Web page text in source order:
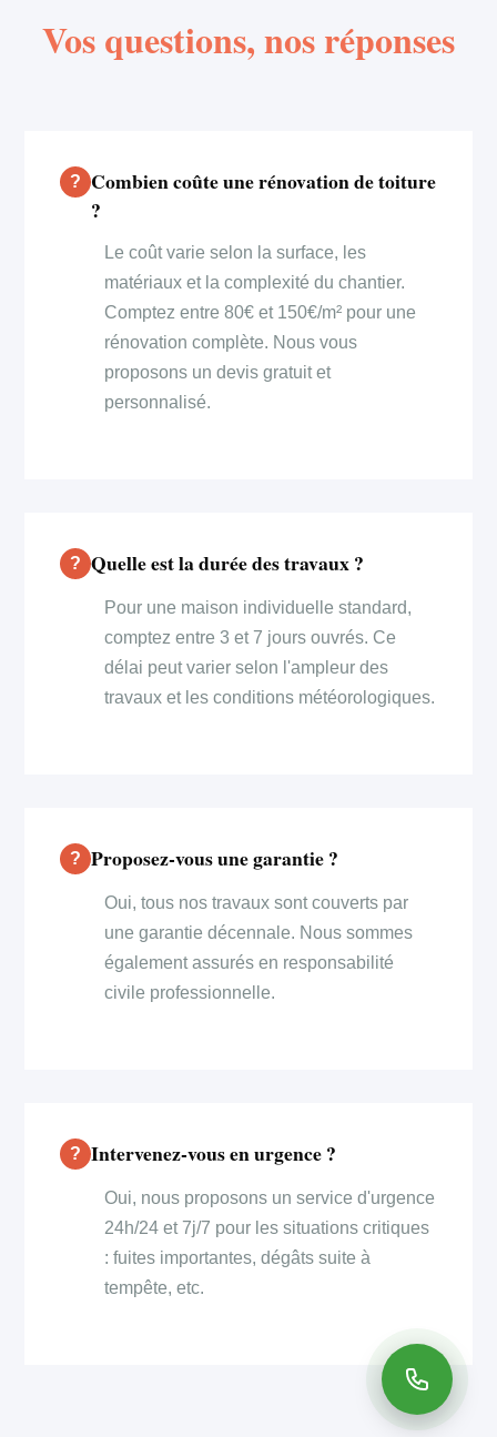
Vos questions, nos réponses
Combien coûte une rénovation de toiture
?
Le coût varie selon la surface, les
matériaux et la complexité du chantier.
Comptez entre 80€ et 150€/m² pour une
rénovation complète. Nous vous
proposons un devis gratuit et
personnalisé.
Quelle est la durée des travaux ?
Pour une maison individuelle standard,
comptez entre 3 et 7 jours ouvrés. Ce
délai peut varier selon l'ampleur des
travaux et les conditions météorologiques.
Proposez-vous une garantie ?
Oui, tous nos travaux sont couverts par
une garantie décennale. Nous sommes
également assurés en responsabilité
civile professionnelle.
Intervenez-vous en urgence ?
Oui, nous proposons un service d'urgence
24h/24 et 7j/7 pour les situations critiques
: fuites importantes, dégâts suite à
tempête, etc.